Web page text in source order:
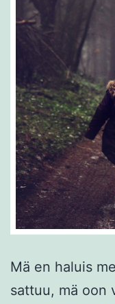
Mä en haluis
sattuu, mä oon